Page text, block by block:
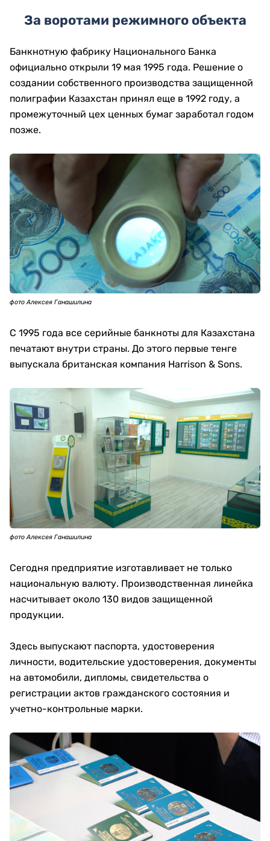
За воротами режимного объекта
Банкнотную фабрику Национального Банка
официально открыли 19 мая 1995 года. Решение о
создании собственного производства защищенной
полиграфии Казахстан принял еще в 1992 году, а
промежуточный цех ценных бумаг заработал годом
позже.
фото Алексея Ганашилина
С 1995 года все серийные банкноты для Казахстана
печатают внутри страны. До этого первые тенге
выпускала британская компания Harrison & Sons.
фото Алексея Ганашилина
Сегодня предприятие изготавливает не только
национальную валюту. Производственная линейка
насчитывает около 130 видов защищенной
продукции.
Здесь выпускают паспорта, удостоверения
личности, водительские удостоверения, документы
на автомобили, дипломы, свидетельства о
регистрации актов гражданского состояния и
учетно-контрольные марки.